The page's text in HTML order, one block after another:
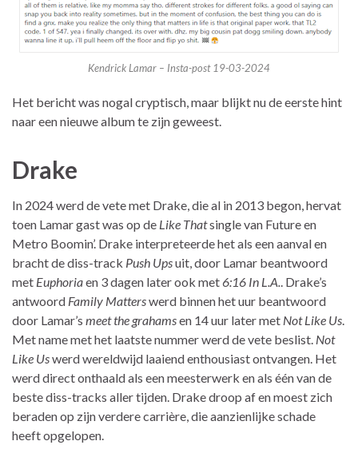
Kendrick Lamar – Insta-post 19-03-2024
Het bericht was nogal cryptisch, maar blijkt nu de eerste hint
naar een nieuwe album te zijn geweest.
Drake
In 2024 werd de vete met Drake, die al in 2013 begon, hervat
toen Lamar gast was op de Like Thatsingle van Future en
Metro Boomin’. Drake interpreteerde het als een aanval en
bracht de diss-track Push Upsuit, door Lamar beantwoord
met Euphoriaen 3 dagen later ook met6:16 In L.A. . Drake’s
antwoord Family Matterswerd binnen het uur beantwoord
door Lamar’s meet the grahamsen 14 uur later met Not Like Us
Met name met het laatste nummer werd de vete beslist. Not
Like Uswerd wereldwijd laaiend enthousiast ontvangen. Het
werd direct onthaald als een meesterwerk en als één van de
beste diss-tracks aller tijden. Drake droop af en moest zich
beraden op zijn verdere carrière, die aanzienlijke schade
heeft opgelopen.